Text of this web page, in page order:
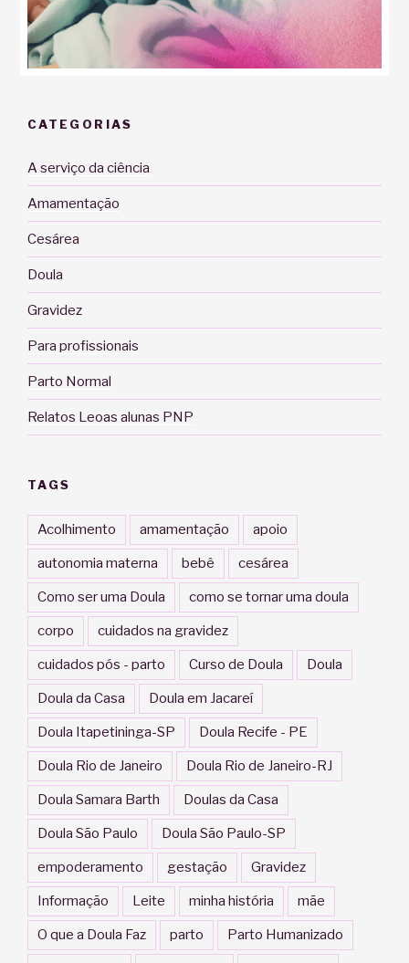
CATEGORIAS
A serviço da ciência
Amamentação
Cesárea
Doula
Gravidez
Para profissionais
Parto Normal
Relatos Leoas alunas PNP
TAGS
Acolhimento amamentação apoio
autonomia materna bebê cesárea
Como ser uma Doula como se tornar uma doula
corpo cuidados na gravidez
cuidados pós - parto Curso de Doula Doula
Doula da Casa Doula em Jacareí
Doula Itapetininga-SP Doula Recife - PE
Doula Rio de Janeiro Doula Rio de Janeiro-RJ
Doula Samara Barth Doulas da Casa
Doula São Paulo Doula São Paulo-SP
empoderamento gestação Gravidez
Informação Leite minha história mãe
O que a Doula Faz parto Parto Humanizado